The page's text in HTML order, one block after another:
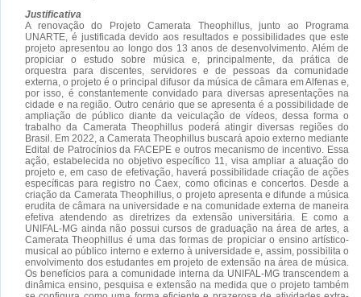
Justificativa
A renovação do Projeto Camerata Theophillus, junto ao Programa
UNARTE, é justificada devido aos resultados e possibilidades que este
projeto apresentou ao longo dos 13 anos de desenvolvimento. Além de
propiciar o estudo sobre música e, principalmente, da prática de
orquestra para discentes, servidores e de pessoas da comunidade
externa, o projeto é o principal difusor da música de câmara em Alfenas e,
por isso, é constantemente convidado para diversas apresentações na
cidade e na região. Outro cenário que se apresenta é a possibilidade de
ampliação de público diante da veiculação de vídeos, dessa forma o
trabalho da Camerata Theophillus poderá atingir diversas regiões do
Brasil. Em 2022, a Camerata Theophillus buscará apoio externo mediante
Edital de Patrocínios da FACEPE e outros mecanismo de incentivo. Essa
ação, estabelecida no objetivo específico 11, visa ampliar a atuação do
projeto e, em caso de efetivação, haverá possibilidade criação de ações
específicas para registro no Caex, como oficinas e concertos. Desde a
criação da Camerata Theophillus, o projeto apresenta e difunde a música
erudita de câmara na universidade e na comunidade externa de maneira
efetiva atendendo as diretrizes da extensão universitária. E como a
UNIFAL-MG ainda não possui cursos de graduação na área de artes, a
Camerata Theophillus é uma das formas de propiciar o ensino artístico-
musical ao público interno e externo à universidade e, assim, possibilita o
envolvimento dos estudantes em projeto de extensão na área de música.
Os benefícios para a comunidade interna da UNIFAL-MG transcendem a
dinâmica ensino, pesquisa e extensão na medida que o projeto também